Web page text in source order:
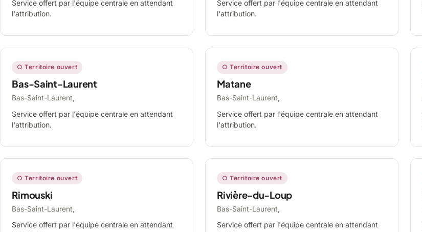
Service offert par l'équipe centrale en attendant
l'attribution.
Service offert par l'équipe centrale en attendant
l'attribution.
○ Territoire ouvert
Bas-Saint-Laurent
Bas-Saint-Laurent,
Service offert par l'équipe centrale en attendant
l'attribution.
○ Territoire ouvert
Matane
Bas-Saint-Laurent,
Service offert par l'équipe centrale en attendant
l'attribution.
○ Territoire ouvert
Rimouski
Bas-Saint-Laurent,
Service offert par l'équipe centrale en attendant
○ Territoire ouvert
Rivière-du-Loup
Bas-Saint-Laurent,
Service offert par l'équipe centrale en attendant